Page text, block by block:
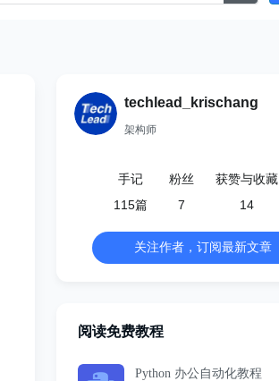
techlead_krischang
架构师
手记
115篇
粉丝
7
获赞与收藏
14
关注作者，订阅最新文章
阅读免费教程
Python 办公自动化教程